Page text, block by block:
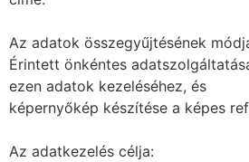
Az adatok összegyűjtésének
Érintett önkéntes
ezen adatok kezeléséhez, és
képernyőkép készítése a képes
Az adatkezelés célja: